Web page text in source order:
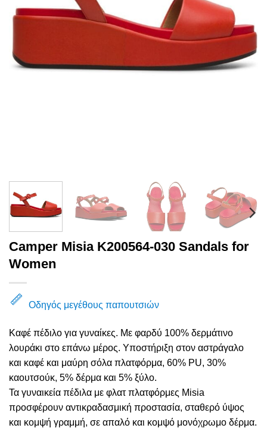
Camper Misia K200564-030 Sandals for
Women
Οδηγός μεγέθους παπουτσιών
Καφέ πέδιλο για γυναίκες. Με φαρδύ 100% δερμάτινο
λουράκι στο επάνω μέρος. Υποστήριξη στον αστράγαλο
και καφέ και μαύρη σόλα πλατφόρμα, 60% PU, 30%
καουτσούκ, 5% δέρμα και 5% ξύλο.
Τα γυναικεία πέδιλα με φλατ πλατφόρμες Misia
προσφέρουν αντικραδασμική προστασία, σταθερό ύψος
και κομψή γραμμή, σε απαλό και κομψό μονόχρωμο δέρμα.